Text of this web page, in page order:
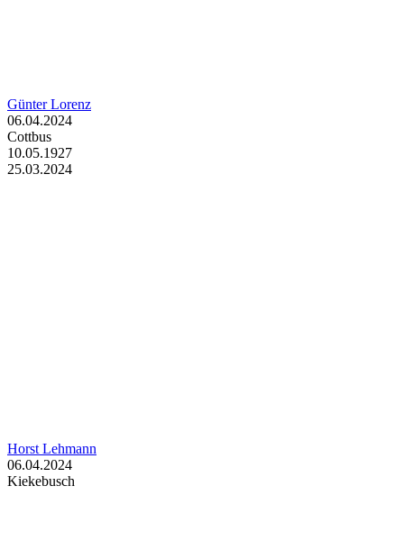
Günter Lorenz
06.04.2024
Cottbus
10.05.1927
25.03.2024
Horst Lehmann
06.04.2024
Kiekebusch